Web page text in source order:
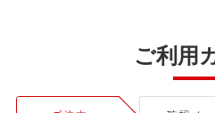
ご利用